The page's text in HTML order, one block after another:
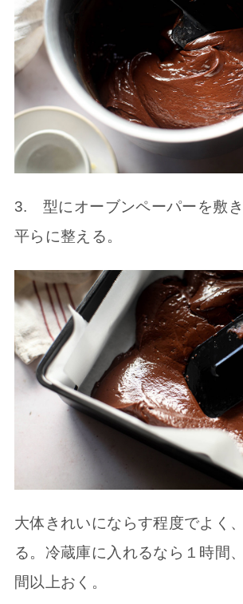
3. 型にオーブンペーパーを敷き
平らに整える。
大体きれいにならす程度でよく
る。冷蔵庫に入れるなら１時間
間以上おく。